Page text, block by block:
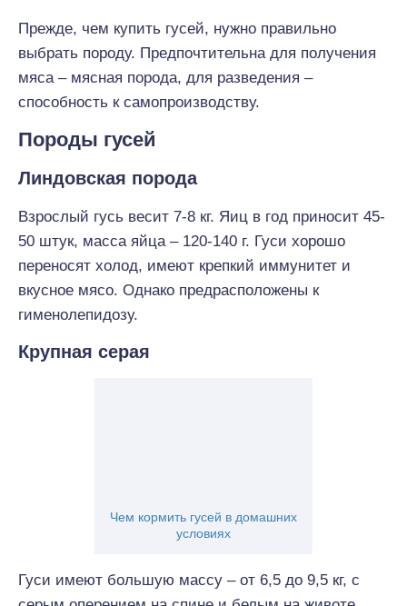
Прежде, чем купить гусей, нужно правильно
выбрать породу. Предпочтительна для получения
мяса – мясная порода, для разведения –
способность к самопроизводству.
Породы гусей
Линдовская порода
Взрослый гусь весит 7-8 кг. Яиц в год приносит 45-
50 штук, масса яйца – 120-140 г. Гуси хорошо
переносят холод, имеют крепкий иммунитет и
вкусное мясо. Однако предрасположены к
гименолепидозу.
Крупная серая
Чем кормить гусей в домашних
условиях
Гуси имеют большую массу – от 6,5 до 9,5 кг, с